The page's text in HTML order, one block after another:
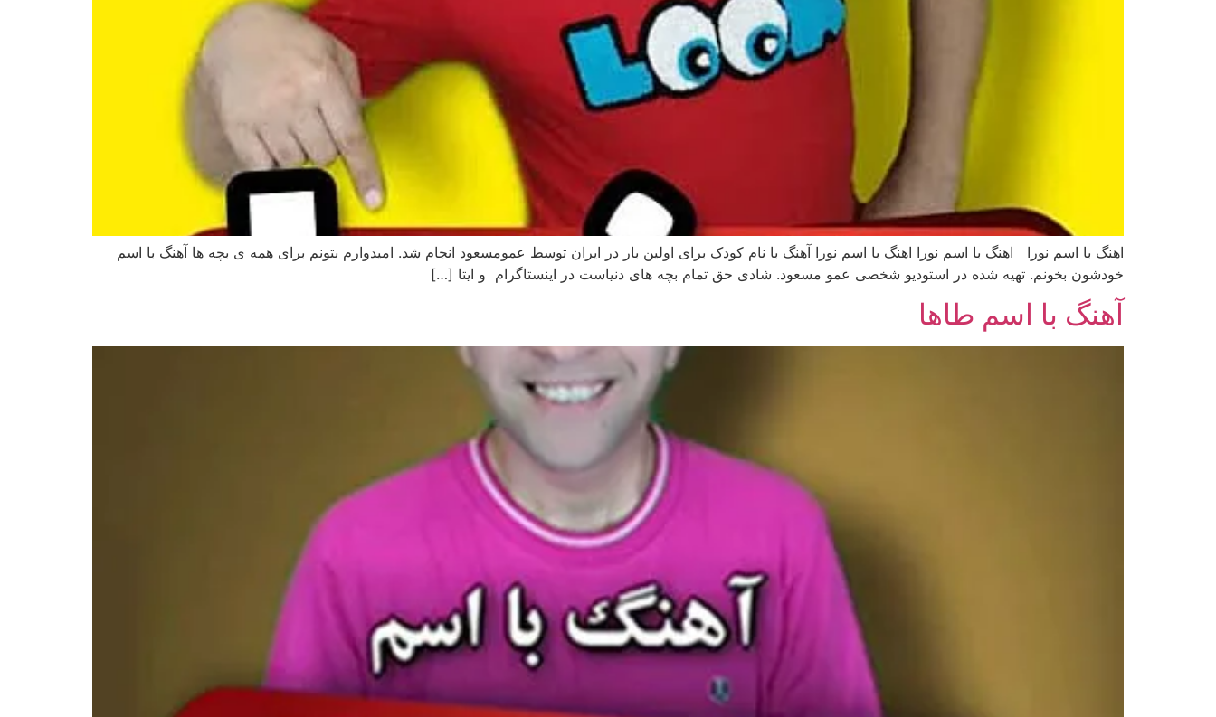
اهنگ با اسم نورا اهنگ با اسم نورا اهنگ با اسم نورا آهنگ با نام کودک برای اولین بار در ایران توسط عمومسعود انجام شد. امیدوارم بتونم برای همه ی بچه ها آهنگ با اسم
خودشون بخونم. تهیه شده در استودیو شخصی عمو مسعود. شادی حق تمام بچه های دنیاست در اینستاگرام و ایتا […]
آهنگ با اسم طاها